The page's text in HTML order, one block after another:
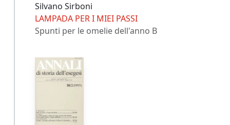
Silvano Sirboni
LAMPADA PER I MIEI PASSI
Spunti per le omelie dell'anno B